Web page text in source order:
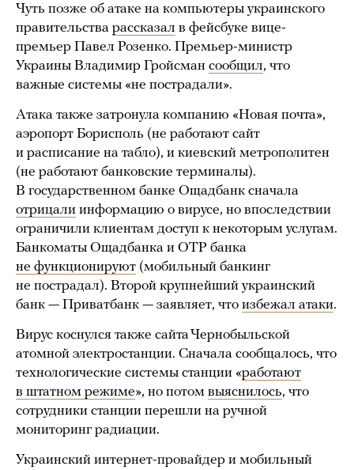
Чуть позже об атаке на компьютеры украинского
правительства рассказал в фейсбуке вице-
премьер Павел Розенко. Премьер-министр
Украины Владимир Гройсман сообщил, что
важные системы «не пострадали».
Атака также затронула компанию «Новая почта»,
аэропорт Борисполь (не работают сайт
и расписание на табло), и киевский метрополитен
(не работают банковские терминалы).
В государственном банке Ощадбанк сначала
отрицали информацию о вирусе, но впоследствии
ограничили клиентам доступ к некоторым услугам.
Банкоматы Ощадбанка и OTP банка
не функционируют (мобильный банкинг
не пострадал). Второй крупнейший украинский
банк — Приватбанк — заявляет, что избежал атаки.
Вирус коснулся также сайта Чернобыльской
атомной электростанции. Сначала сообщалось, что
технологические системы станции «работают
в штатном режиме», но потом выяснилось, что
сотрудники станции перешли на ручной
мониторинг радиации.
Украинский интернет-провайдер и мобильный